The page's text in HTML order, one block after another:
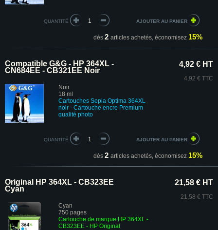
QUANTITÉ
dès 2 articles achetés, économisez 15%
Compatible G&G - HP 364XL -
CN684EE - CB321EE Noir
Noir
18 ml
Cartouches Sepia Optima 364XL
noir - Cartouche encre Premium
qualité photo
4,92 € HT
4,92 € TTC
QUANTITÉ
dès 2 articles achetés, économisez 15%
Original HP 364XL - CB323EE
Cyan
Cyan
750 pages
Cartouche de marque HP 364XL -
CB323EE - HP Original
21,58 € HT
21,58 € TTC